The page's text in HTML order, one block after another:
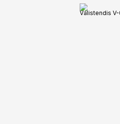
Välistendis